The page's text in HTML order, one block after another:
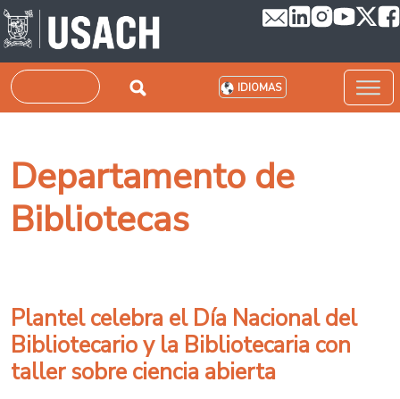
Pasar al contenido principal
Buscar IDIOMAS
Departamento de
Bibliotecas
Plantel celebra el Día Nacional del
Bibliotecario y la Bibliotecaria con
taller sobre ciencia abierta